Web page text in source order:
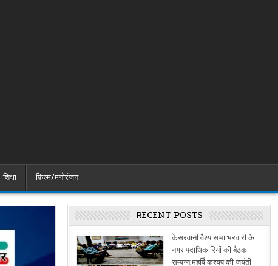
शिक्षा फ़िल्म/मनोरंजन
RECENT POSTS
केसरवानी वैश्य सभा भरवारी के
नगर पदाधिकारियों की बैठक
सम्पन्न,महर्षि कश्यप की जयंती